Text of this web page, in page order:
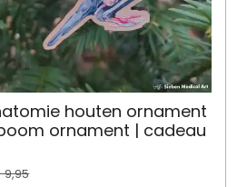
houten ornament
ornament | cadeau